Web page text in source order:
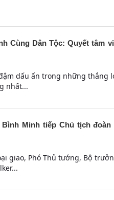
Cùng Dân Tộc: Quyết tâm
dấu ấn trong những thắng
nhất...
Minh tiếp Chủ tịch đoàn
giao, Phó Thủ tướng, Bộ